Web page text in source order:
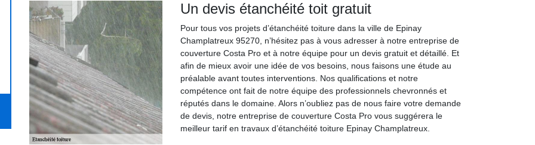
Un devis étanchéité toit gratuit
Pour tous vos projets d’étanchéité toiture dans la ville de Epinay
Champlatreux 95270, n’hésitez pas à vous adresser à notre entreprise de
couverture Costa Pro et à notre équipe pour un devis gratuit et détaillé. Et
afin de mieux avoir une idée de vos besoins, nous faisons une étude au
préalable avant toutes interventions. Nos qualifications et notre
compétence ont fait de notre équipe des professionnels chevronnés et
réputés dans le domaine. Alors n’oubliez pas de nous faire votre demande
de devis, notre entreprise de couverture Costa Pro vous suggérera le
meilleur tarif en travaux d’étanchéité toiture Epinay Champlatreux.